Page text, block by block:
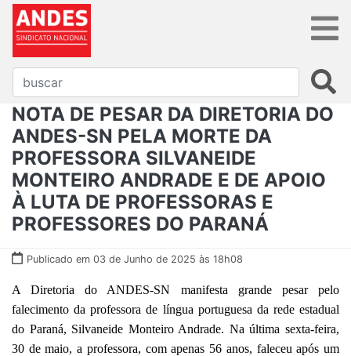
NOTA DE PESAR DA DIRETORIA DO
ANDES-SN PELA MORTE DA
PROFESSORA SILVANEIDE
MONTEIRO ANDRADE E DE APOIO
À LUTA DE PROFESSORAS E
PROFESSORES DO PARANÁ
Publicado em 03 de Junho de 2025 às 18h08
A Diretoria do ANDES-SN manifesta grande pesar pelo
falecimento da professora de língua portuguesa da rede estadual
do Paraná, Silvaneide Monteiro Andrade. Na última sexta-feira,
30 de maio, a professora, com apenas 56 anos, faleceu após um